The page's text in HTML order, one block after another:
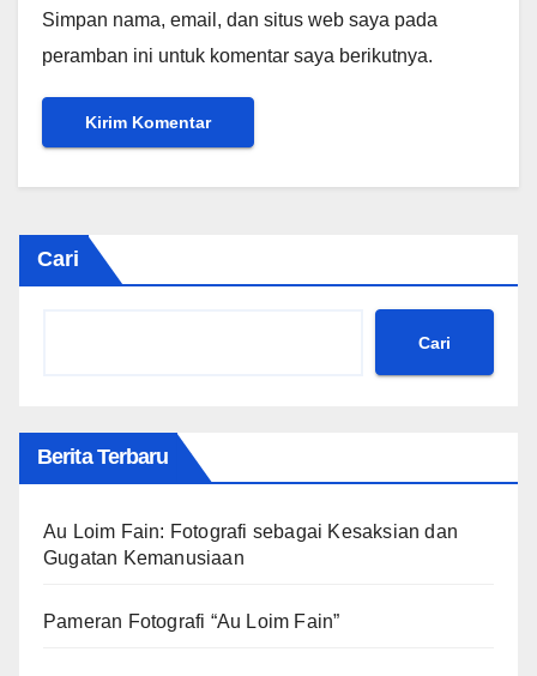
Simpan nama, email, dan situs web saya pada
peramban ini untuk komentar saya berikutnya.
Cari
Cari
Berita Terbaru
Au Loim Fain: Fotografi sebagai Kesaksian dan
Gugatan Kemanusiaan
Pameran Fotografi “Au Loim Fain”